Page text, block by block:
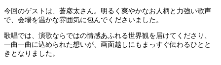
今回のゲストは、 蒼彦太さん。明るく爽やかなお人柄と力強い歌声
で、会場を温かな雰囲気に包んでくださいました。
歌唱では、演歌ならではの情感あふれる世界観を届けてくださり、
一曲一曲に込められた想いが、画面越しにもまっすぐ伝わるひとと
きとなりました。